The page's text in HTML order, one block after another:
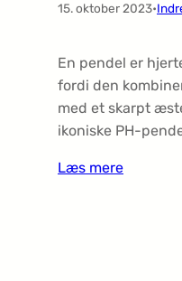
15. oktober 2023•
En pendel er
fordi den
med et skarpt
ikoniske PH-
Læs mere